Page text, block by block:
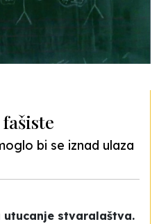
bi se iznad ulaza
utucanje stvaralaštva.